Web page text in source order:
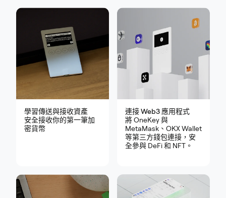
學習傳送與接收資產
安全接收你的第一筆加
密貨幣
連接 Web3 應用程式
將 OneKey 與
MetaMask、OKX Wallet
等第三方錢包連接，安
全參與 DeFi 和 NFT。